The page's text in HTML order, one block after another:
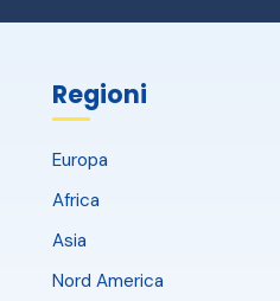
Regioni
Europa
Africa
Asia
Nord America